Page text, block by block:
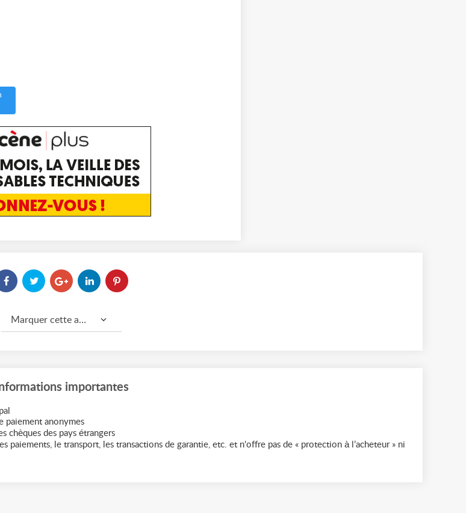
Marquer cette annonce comme...
importantes
paiement anonymes
chèques des pays étrangers
paiements, le transport, les transactions de garantie, etc. et n'offre pas de « protection à l’acheteur » ni